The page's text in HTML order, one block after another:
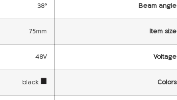
Beam angle
38°
Item size
75mm
Voltage
48V
Colors